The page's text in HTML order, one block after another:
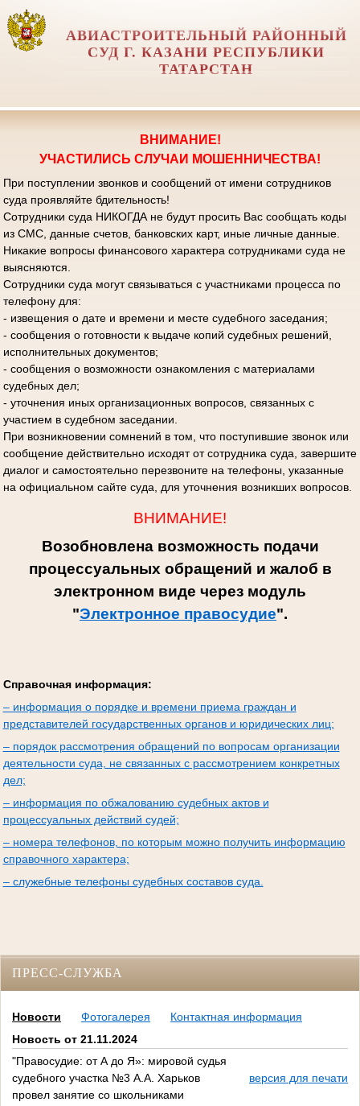
АВИАСТРОИТЕЛЬНЫЙ РАЙОННЫЙ
СУД Г. КАЗАНИ РЕСПУБЛИКИ
ТАТАРСТАН
ВНИМАНИЕ!
УЧАСТИЛИСЬ СЛУЧАИ МОШЕННИЧЕСТВА!
При поступлении звонков и сообщений от имени сотрудников
суда проявляйте бдительность!
Сотрудники суда НИКОГДА не будут просить Вас сообщать коды
из СМС, данные счетов, банковских карт, иные личные данные.
Никакие вопросы финансового характера сотрудниками суда не
выясняются.
Сотрудники суда могут связываться с участниками процесса по
телефону для:
- извещения о дате и времени и месте судебного заседания;
- сообщения о готовности к выдаче копий судебных решений,
исполнительных документов;
- сообщения о возможности ознакомления с материалами
судебных дел;
- уточнения иных организационных вопросов, связанных с
участием в судебном заседании.
При возникновении сомнений в том, что поступившие звонок или
сообщение действительно исходят от сотрудника суда, завершите
диалог и самостоятельно перезвоните на телефоны, указанные
на официальном сайте суда, для уточнения возникших вопросов.
ВНИМАНИЕ!
Возобновлена возможность подачи
процессуальных обращений и жалоб в
электронном виде через модуль
"Электронное правосудие".
Справочная информация:
– информация о порядке и времени приема граждан и
представителей государственных органов и юридических лиц;
– порядок рассмотрения обращений по вопросам организации
деятельности суда, не связанных с рассмотрением конкретных
дел;
– информация по обжалованию судебных актов и
процессуальных действий судей;
– номера телефонов, по которым можно получить информацию
справочного характера;
– служебные телефоны судебных составов суда.
ПРЕСС-СЛУЖБА
Новости Фотогалерея
Контактная информация
Новость от 21.11.2024
"Правосудие: от А до Я»: мировой судья
судебного участка №3 А.А. Харьков
провел занятие со школьниками
версия для печати